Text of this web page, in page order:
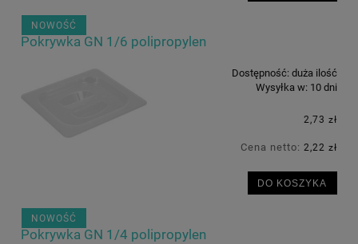
Pokrywka GN 1/6 polipropylen
Dostępność: duża ilość
Wysyłka w: 10 dni
2,73 zł
Cena netto: 2,22 zł
DO KOSZYKA
NOWOŚĆ
Pokrywka GN 1/4 polipropylen
NOWOŚĆ